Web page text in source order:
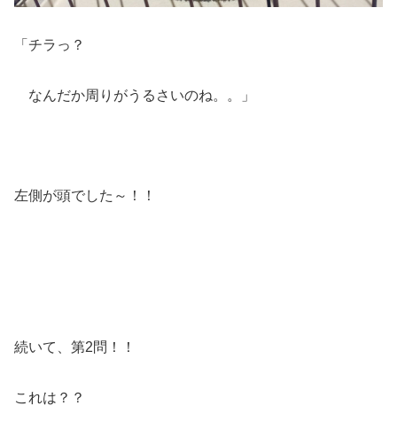
「チラっ？
なんだか周りがうるさいのね。。」
左側が頭でした～！！
続いて、第2問！！
これは？？